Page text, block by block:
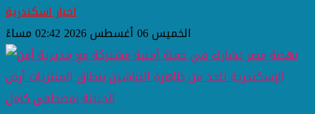
اخبار اسكندرية
الخميس 06 أغسطس 2026 02:42 مساءً